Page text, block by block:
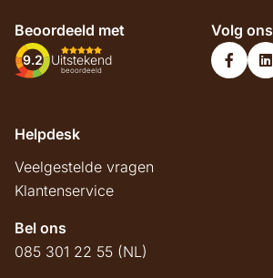
Beoordeeld met
9.2 Uitstekend
beoordeeld
Volg ons
Helpdesk
Veelgestelde vragen
Klantenservice
Bel ons
085 301 22 55 (NL)